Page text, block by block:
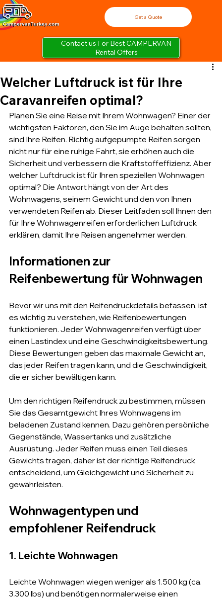
Contact us For Best CAMPERVAN
Rental Offers
Get a Quote
Welcher Luftdruck ist für Ihre
Caravanreifen optimal?
Planen Sie eine Reise mit Ihrem Wohnwagen? Einer der
wichtigsten Faktoren, den Sie im Auge behalten sollten,
sind Ihre Reifen. Richtig aufgepumpte Reifen sorgen
nicht nur für eine ruhige Fahrt, sie erhöhen auch die
Sicherheit und verbessern die Kraftstoffeffizienz. Aber
welcher Luftdruck ist für Ihren speziellen Wohnwagen
optimal? Die Antwort hängt von der Art des
Wohnwagens, seinem Gewicht und den von Ihnen
verwendeten Reifen ab. Dieser Leitfaden soll Ihnen den
für Ihre Wohnwagenreifen erforderlichen Luftdruck
erklären, damit Ihre Reisen angenehmer werden.
Informationen zur
Reifenbewertung für Wohnwagen
Bevor wir uns mit den Reifendruckdetails befassen, ist
es wichtig zu verstehen, wie Reifenbewertungen
funktionieren. Jeder Wohnwagenreifen verfügt über
einen Lastindex und eine Geschwindigkeitsbewertung.
Diese Bewertungen geben das maximale Gewicht an,
das jeder Reifen tragen kann, und die Geschwindigkeit,
die er sicher bewältigen kann.
Um den richtigen Reifendruck zu bestimmen, müssen
Sie das Gesamtgewicht Ihres Wohnwagens im
beladenen Zustand kennen. Dazu gehören persönliche
Gegenstände, Wassertanks und zusätzliche
Ausrüstung. Jeder Reifen muss einen Teil dieses
Gewichts tragen, daher ist der richtige Reifendruck
entscheidend, um Gleichgewicht und Sicherheit zu
gewährleisten.
Wohnwagentypen und
empfohlener Reifendruck
1. Leichte Wohnwagen
Leichte Wohnwagen wiegen weniger als 1.500 kg (ca.
3.300 lbs) und benötigen normalerweise einen